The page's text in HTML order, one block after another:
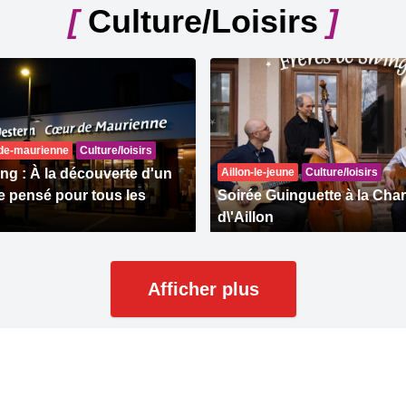
[Culture/Loisirs ]
maurienne Culture/loisirs
: À la découverte d'un
pensé pour tous les
Aillon-le-jeune Culture/loisirs
Soirée Guinguette à la
d\'Aillon
Afficher plus